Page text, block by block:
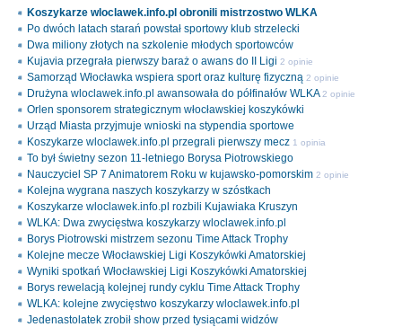
Koszykarze wloclawek.info.pl obronili mistrzostwo WLKA
Po dwóch latach starań powstał sportowy klub strzelecki
Dwa miliony złotych na szkolenie młodych sportowców
Kujavia przegrała pierwszy baraż o awans do II Ligi 2 opinie
Samorząd Włocławka wspiera sport oraz kulturę fizyczną 2 opinie
Drużyna wloclawek.info.pl awansowała do półfinałów WLKA 2 opinie
Orlen sponsorem strategicznym włocławskiej koszykówki
Urząd Miasta przyjmuje wnioski na stypendia sportowe
Koszykarze wloclawek.info.pl przegrali pierwszy mecz 1 opinia
To był świetny sezon 11-letniego Borysa Piotrowskiego
Nauczyciel SP 7 Animatorem Roku w kujawsko-pomorskim 2 opinie
Kolejna wygrana naszych koszykarzy w szóstkach
Koszykarze wloclawek.info.pl rozbili Kujawiaka Kruszyn
WLKA: Dwa zwycięstwa koszykarzy wloclawek.info.pl
Borys Piotrowski mistrzem sezonu Time Attack Trophy
Kolejne mecze Włocławskiej Ligi Koszykówki Amatorskiej
Wyniki spotkań Włocławskiej Ligi Koszykówki Amatorskiej
Borys rewelacją kolejnej rundy cyklu Time Attack Trophy
WLKA: kolejne zwycięstwo koszykarzy wloclawek.info.pl
Jedenastolatek zrobił show przed tysiącami widzów